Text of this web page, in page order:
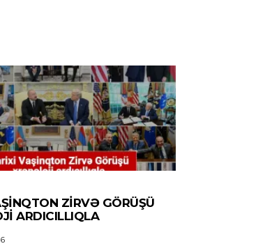
ZIRVƏ GÖRÜŞÜ
ARDICILLIQLA